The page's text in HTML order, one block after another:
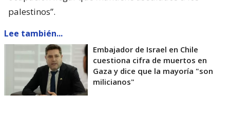
palestinos”.
Lee también...
Embajador de Israel en Chile
cuestiona cifra de muertos en
Gaza y dice que la mayoría "son
milicianos"